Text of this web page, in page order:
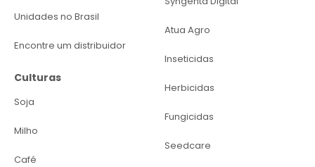
Unidades no Brasil
Encontre um distribuidor
Culturas
Soja
Milho
Café
Atua Agro
Inseticidas
Herbicidas
Fungicidas
Seedcare